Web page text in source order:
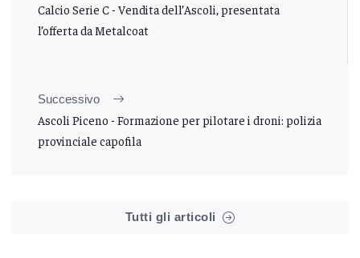
Calcio Serie C - Vendita dell’Ascoli, presentata
l’offerta da Metalcoat
Successivo
Ascoli Piceno - Formazione per pilotare i droni: polizia
provinciale capofila
Tutti gli articoli